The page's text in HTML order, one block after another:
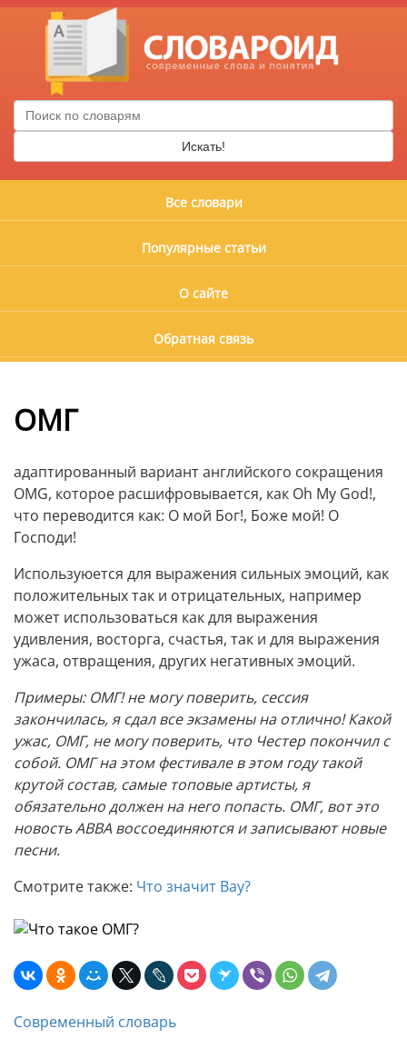
Искать!
Все словари
Популярные статьи
О сайте
Обратная связь
ОМГ
адаптированный вариант английского сокращения
OMG, которое расшифровывается, как Oh My God!,
что переводится как: О мой Бог!, Боже мой! О
Господи!
Используюется для выражения сильных эмоций, как
положительных так и отрицательных, например
может использоваться как для выражения
удивления, восторга, счастья, так и для выражения
ужаса, отвращения, других негативных эмоций.
Примеры: ОМГ! не могу поверить, сессия
закончилась, я сдал все экзамены на отлично! Какой
ужас, ОМГ, не могу поверить, что Честер покончил с
собой. ОМГ на этом фестивале в этом году такой
крутой состав, самые топовые артисты, я
обязательно должен на него попасть. ОМГ, вот это
новость ABBA воссоединяются и записывают новые
песни.
Смотрите также: Что значит Вау?
Современный словарь